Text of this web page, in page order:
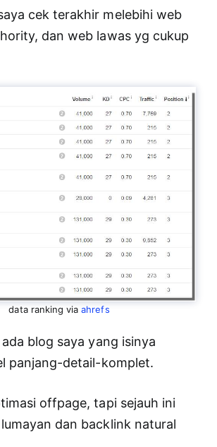
cek terakhir melebihi web
dan web lawas yg cukup
data ranking viaahrefs
blog saya yang isinya
panjang-detail-komplet.
offpage, tapi sejauh ini
dan backlink natural